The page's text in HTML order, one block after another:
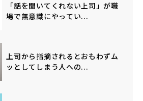
「話を聞いてくれない上司」が職
場で無意識にやってい...
上司から指摘されるとおもわずム
ッとしてしまう人への...